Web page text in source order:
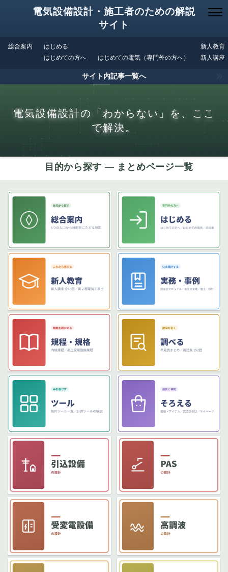
電気設備設計・施工者のための解説
サイト
総合案内
はじめる
はじめての方へ
はじめての電気（専門外の方へ）
新人教育
新人講座
サイト内記事一覧へ
電気設備設計の「わからない」を、ここ
で解決。